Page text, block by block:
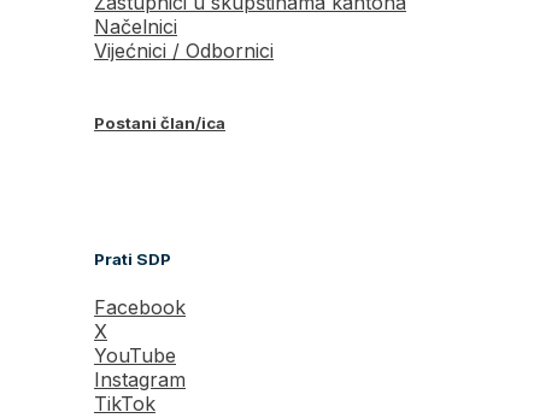
Načelnici
Vijećnici / Odbornici
Postani član/ica
Prati SDP
Facebook
X
YouTube
Instagram
TikTok